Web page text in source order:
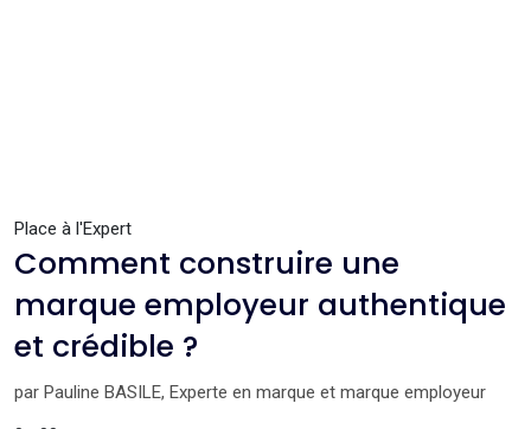
Place à l'Expert
Comment construire une
marque employeur authentique
et crédible ?
par Pauline BASILE, Experte en marque et marque employeur